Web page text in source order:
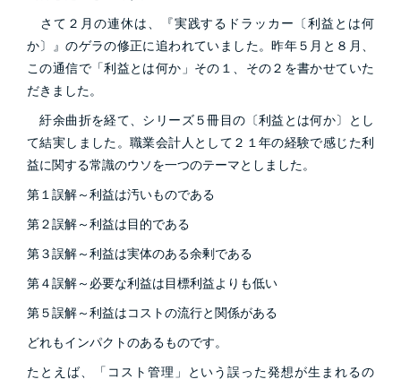
さて２月の連休は、『実践するドラッカー〔利益とは何
か〕』のゲラの修正に追われていました。昨年５月と８月、
この通信で「利益とは何か」その１、その２を書かせていた
だきました。
紆余曲折を経て、シリーズ５冊目の〔利益とは何か〕とし
て結実しました。職業会計人として２１年の経験で感じた利
益に関する常識のウソを一つのテーマとしました。
第１誤解～利益は汚いものである
第２誤解～利益は目的である
第３誤解～利益は実体のある余剰である
第４誤解～必要な利益は目標利益よりも低い
第５誤解～利益はコストの流行と関係がある
どれもインパクトのあるものです。
たとえば、「コスト管理」という誤った発想が生まれるの